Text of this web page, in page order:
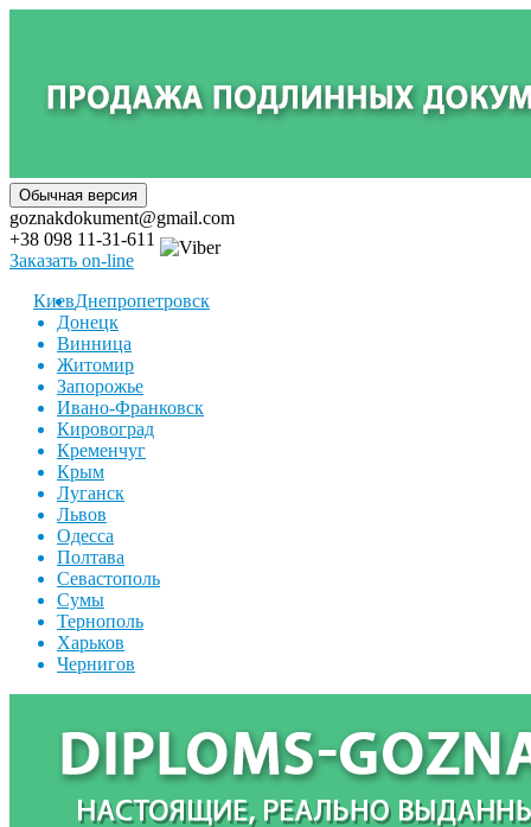
goznakdokument@gmail.com
+38 098 11-31-611
Заказать on-line
КиевДнепропетровск
Донецк
Винница
Житомир
Запорожье
Ивано-Франковск
Кировоград
Кременчуг
Крым
Луганск
Львов
Одесса
Полтава
Севастополь
Сумы
Тернополь
Харьков
Чернигов